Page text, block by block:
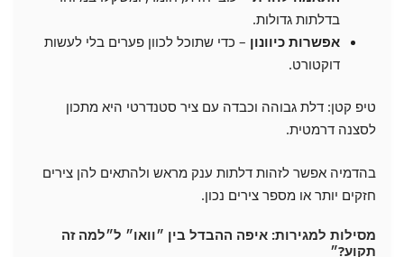
בדלתות גדולות.
אפשרות כיוונון – כדי שתוכל לכוון פערים בלי לעשות
דוקטורט.
טיפ קטן: דלת גבוהה וכבדה עם ציר סטנדרטי היא מתכון
לסצנה דרמטית.
בהדמיה אפשר לזהות דלתות ענק מראש ולהתאים להן צירים
חזקים יותר או מספר צירים נכון.
מסילות למגירות: איפה ההבדל בין ״וואו״ ל״למה זה
תקוע?״